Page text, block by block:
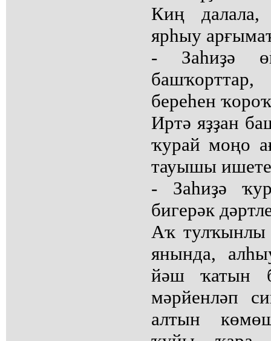
Киң далала,
ярһыу
- Заһиҙә
береһен
Иртә яҙҙан
ҡурай моңо
тауышы
- Заһиҙә
бигерәк
Аҡ тулҡынлы
янында,
йәш ҡатын
мәрйенләп
алтын